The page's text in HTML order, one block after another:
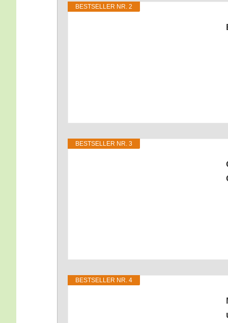
BEST­SEL­LER NR. 2
BEST­SEL­LER NR. 3
BEST­SEL­LER NR. 4